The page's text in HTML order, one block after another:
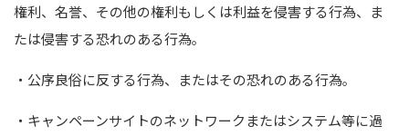
権利、名誉、その他の権利もしくは利益を侵害する行為、ま
たは侵害する恐れのある行為｡
・公序良俗に反する行為、またはその恐れのある行為｡
・キャンペーンサイトのネットワークまたはシステム等に過